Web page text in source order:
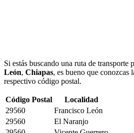
Si estás buscando una ruta de transporte
León, Chiapas, es bueno que conozcas
respectivo código postal.
Código Postal
Localidad
29560
Francisco León
29560
El Naranjo